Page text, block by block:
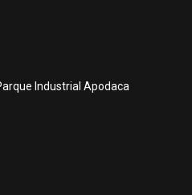
Industrial Apodaca